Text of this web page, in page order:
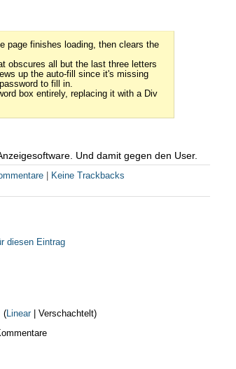
page finishes loading, then clears the
obscures all but the last three letters
up the auto-fill since it's missing
to fill in.
box entirely, replacing it with a Div
Und damit gegen den User.
Keine Trackbacks
diesen Eintrag
(Linear| Verschachtelt)